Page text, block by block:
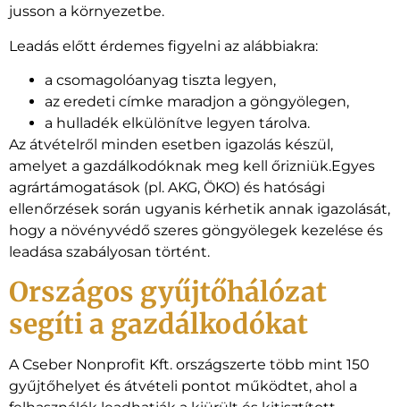
jusson a környezetbe.
Leadás előtt érdemes figyelni az alábbiakra:
a csomagolóanyag tiszta legyen,
az eredeti címke maradjon a göngyölegen,
a hulladék elkülönítve legyen tárolva.
Az átvételről minden esetben igazolás készül,
amelyet a gazdálkodóknak meg kell őrizniük.Egyes
agrártámogatások (pl. AKG, ÖKO) és hatósági
ellenőrzések során ugyanis kérhetik annak igazolását,
hogy a növényvédő szeres göngyölegek kezelése és
leadása szabályosan történt.
Országos gyűjtőhálózat
segíti a gazdálkodókat
A Cseber Nonprofit Kft. országszerte több mint 150
gyűjtőhelyet és átvételi pontot működtet, ahol a